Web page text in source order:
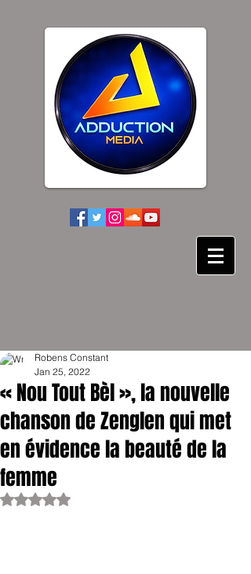
« Nou Tout Bèl », la nouvelle
chanson de Zenglen qui met
en évidence la beauté de la
femme
Robens Constant
Jan 25, 2022
Rated NaN out of 5 stars.